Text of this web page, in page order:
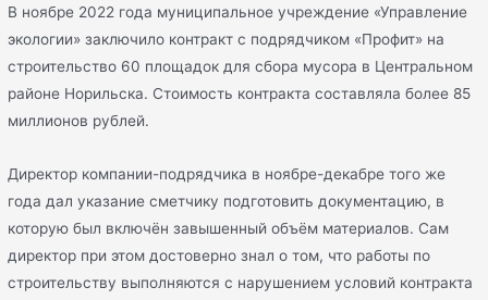
В ноябре 2022 года муниципальное учреждение «Управление
экологии» заключило контракт с подрядчиком «Профит» на
строительство 60 площадок для сбора мусора в Центральном
районе Норильска. Стоимость контракта составляла более 85
миллионов рублей.
Директор компании-подрядчика в ноябре-декабре того же
года дал указание сметчику подготовить документацию, в
которую был включён завышенный объём материалов. Сам
директор при этом достоверно знал о том, что работы по
строительству выполняются с нарушением условий контракта